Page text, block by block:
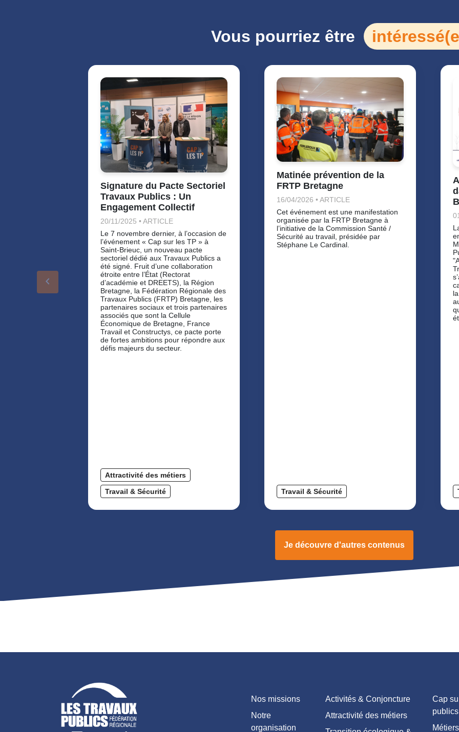
Vous pourriez être
keyboard_arrow_left
Signature du Pacte Sectoriel
Travaux Publics : Un
Engagement Collectif
20/11/2025 • ARTICLE
Le 7 novembre dernier, à l’occasion de
l’événement « Cap sur les TP » à
Saint-Brieuc, un nouveau pacte
sectoriel dédié aux Travaux Publics a
été signé. Fruit d’une collaboration
étroite entre l’État (Rectorat
d’académie et DREETS), la Région
Bretagne, la Fédération Régionale des
Travaux Publics (FRTP) Bretagne, les
partenaires sociaux et trois partenaires
associés que sont la Cellule
Économique de Bretagne, France
Travail et Constructys, ce pacte porte
de fortes ambitions pour répondre aux
défis majeurs du secteur.
Attractivité des métiers
Travail & Sécurité
Matinée prévention de la
FRTP Bretagne
16/04/2026 • ARTICLE
Cet événement est une manifestation
organisée par la FRTP Bretagne à
l’initiative de la Commission Santé /
Sécurité au travail, présidée par
Stéphane Le Cardinal.
Travail & Sécurité
Je découvre d'autres contenus
Nos missions
Notre
organisation
Activités & Conjoncture
Attractivité des métiers
Cap
publics
Métiers